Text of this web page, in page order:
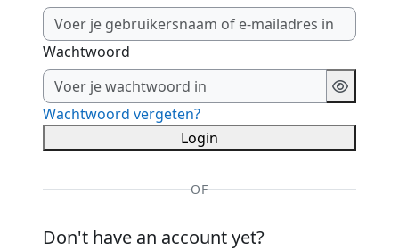
Wachtwoord
Wachtwoord vergeten?
Login
OF
Don't have an account yet?